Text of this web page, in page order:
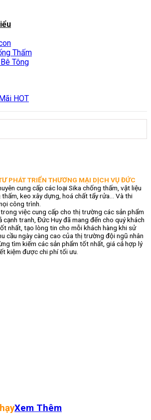
Thấm
Tông
HOT
PHÁT TRIỂN THƯƠNG MẠI DỊCH VỤ ĐỨC
cung cấp các loại Sika chống thấm, vật liệu
keo xây dựng, hoá chất tẩy rửa… Và thi
công trình.
việc cung cấp cho thị trường các sản phẩm
cạnh tranh, Đức Huy đã mang đến cho quý khách
nhất, tạo lòng tin cho mỗi khách hàng khi sử
cầu ngày càng cao của thị trường đội ngũ nhân
tìm kiếm các sản phẩm tốt nhất, giá cả hợp lý
kiệm được chi phí tối ưu.
Xem Thêm